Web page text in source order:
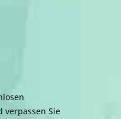
verpassen Sie